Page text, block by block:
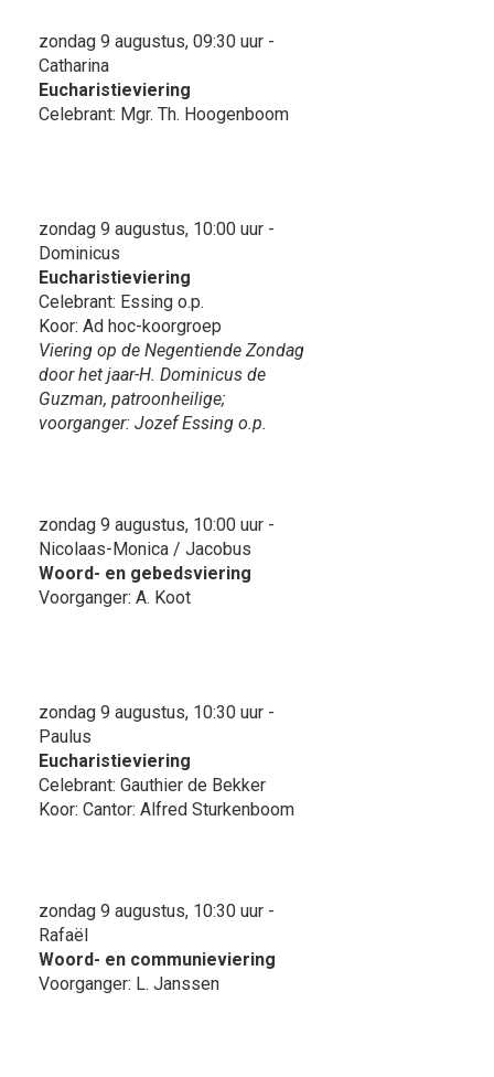
zondag 9 augustus, 09:30 uur -
Catharina
Eucharistieviering
Celebrant: Mgr. Th. Hoogenboom
zondag 9 augustus, 10:00 uur -
Dominicus
Eucharistieviering
Celebrant: Essing o.p.
Koor: Ad hoc-koorgroep
Viering op de Negentiende Zondag
door het jaar-H. Dominicus de
Guzman, patroonheilige;
voorganger: Jozef Essing o.p.
zondag 9 augustus, 10:00 uur -
Nicolaas-Monica / Jacobus
Woord- en gebedsviering
Voorganger: A. Koot
zondag 9 augustus, 10:30 uur -
Paulus
Eucharistieviering
Celebrant: Gauthier de Bekker
Koor: Cantor: Alfred Sturkenboom
zondag 9 augustus, 10:30 uur -
Rafaël
Woord- en communieviering
Voorganger: L. Janssen